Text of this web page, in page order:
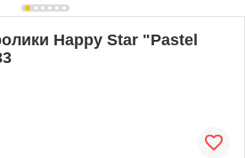
Happy Star "Pastel